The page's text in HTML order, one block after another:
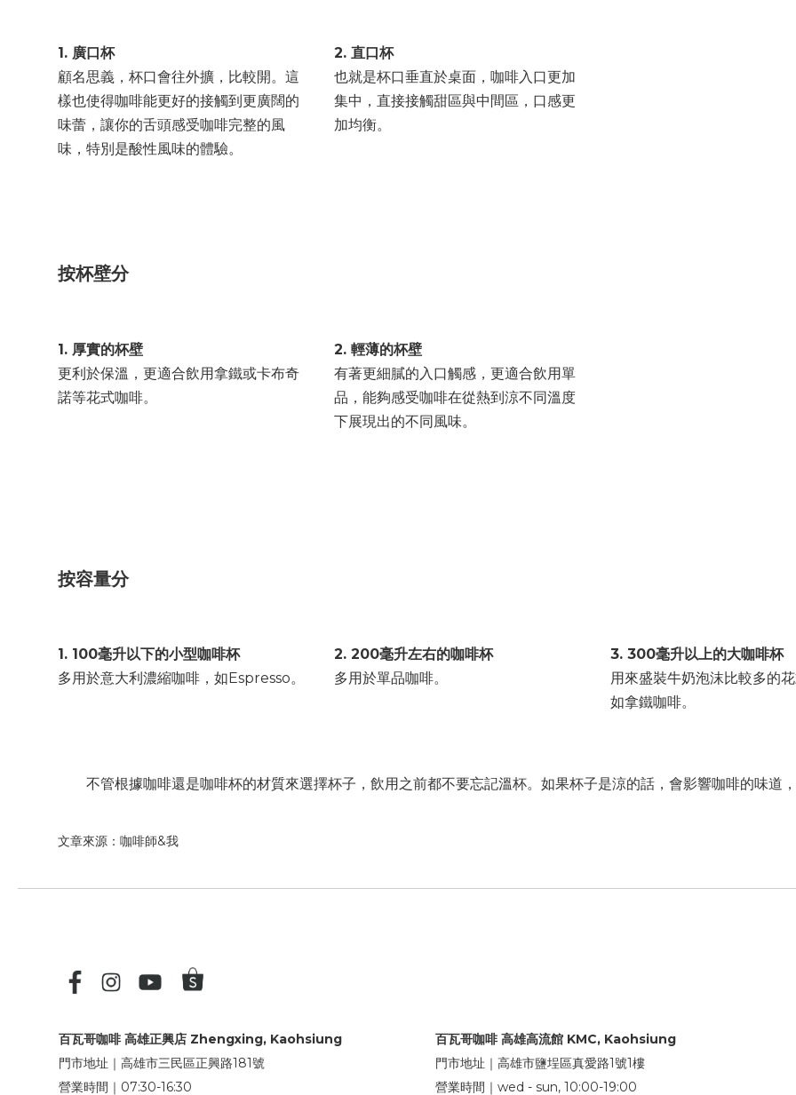
1. 廣口杯
顧名思義，杯口會往外擴，比較開。這
樣也使得咖啡能更好的接觸到更廣闊的
味蕾，讓你的舌頭感受咖啡完整的風
味，特別是酸性風味的體驗。
2. 直口杯
也就是杯口垂直於桌面，咖啡入口更加
集中，直接接觸甜區與中間區，口感更
加均衡。
按杯壁分
1. 厚實的杯壁
更利於保溫，更適合飲用拿鐵或卡布奇
諾等花式咖啡。
2. 輕薄的杯壁
有著更細膩的入口觸感，更適合飲用單
品，能夠感受咖啡在從熱到涼不同溫度
下展現出的不同風味。
按容量分
1. 100毫升以下的小型咖啡杯
多用於意大利濃縮咖啡，如Espresso。
2. 200毫升左右的咖啡杯
多用於單品咖啡。
3. 300毫升以上的大咖啡杯
用來盛裝牛奶泡沫比較多的
如拿鐵咖啡。
不管根據咖啡還是咖啡杯的材質來選擇杯子，飲用之前都不要忘記溫杯。如果杯子是涼的話，會影響咖啡的味道
文章來源：咖啡師&我
百瓦哥咖啡 高雄正興店 Zhengxing, Kaohsiung
門市地址｜高雄市三民區正興路181號
營業時間｜07:30-16:30
百瓦哥咖啡 高雄高流館 KMC, Kaohsiung
門市地址｜高雄市鹽埕區真愛路1號1樓
營業時間｜wed - sun, 10:00-19:00